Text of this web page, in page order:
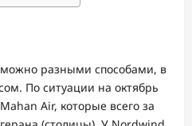
разными способами, в
По ситуации на октябрь
Air, которые всего за